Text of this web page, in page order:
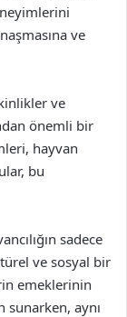
ve
ve
önemli bir
hayvan
bu
sadece
ve sosyal bir
emeklerinin
sunarken, aynı